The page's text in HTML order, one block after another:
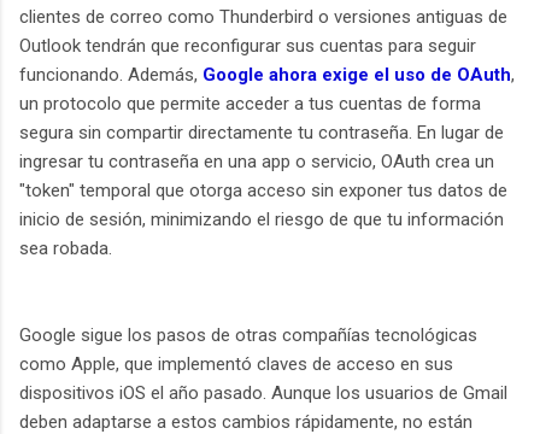
clientes de correo como Thunderbird o versiones antiguas de
Outlook tendrán que reconfigurar sus cuentas para seguir
funcionando. Además, Google ahora exige el uso de OAuth,
un protocolo que permite acceder a tus cuentas de forma
segura sin compartir directamente tu contraseña. En lugar de
ingresar tu contraseña en una app o servicio, OAuth crea un
"token" temporal que otorga acceso sin exponer tus datos de
inicio de sesión, minimizando el riesgo de que tu información
sea robada.
Google sigue los pasos de otras compañías tecnológicas
como Apple, que implementó claves de acceso en sus
dispositivos iOS el año pasado. Aunque los usuarios de Gmail
deben adaptarse a estos cambios rápidamente, no están